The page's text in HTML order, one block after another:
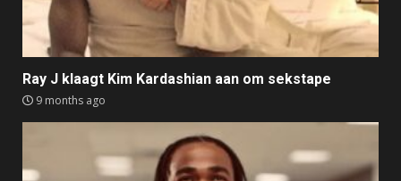
Ray J klaagt Kim Kardashian aan om sekstape
9 months ago